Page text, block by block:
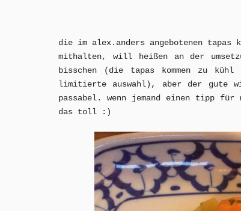
die im alex.anders angebotenen tapas
mithalten, will heißen an der
bisschen (die tapas kommen zu
limitierte auswahl) , aber der gute
passabel. wenn jemand einen tipp für
das toll :)